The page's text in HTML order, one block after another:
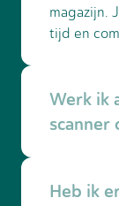
magazijn.
tijd en
Werk ik
scanner
Daarmee
Heb ik